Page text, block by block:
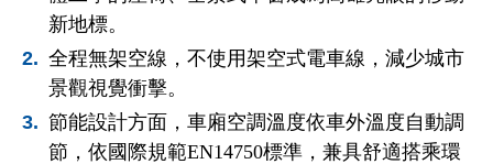
岡山路竹延伸線(第二B階段)
捷運黃線
小港林園線
岡山路竹延伸線(第一階段)
環狀輕軌
政風園地
Open Data
打詐儀錶板
常見問答
相關連結
雙語詞彙
輕軌知識站
輕軌簡介
輕軌與傳統火車
本局沿革
組織職掌
服務電話
新地標。
全程無架空線，不使用架空式電車線，減少城市
景觀視覺衝擊。
節能設計方面，車廂空調溫度依車外溫度自動調
節，依國際規範EN14750標準，兼具舒適搭乘環